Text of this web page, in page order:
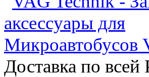
Доставка по